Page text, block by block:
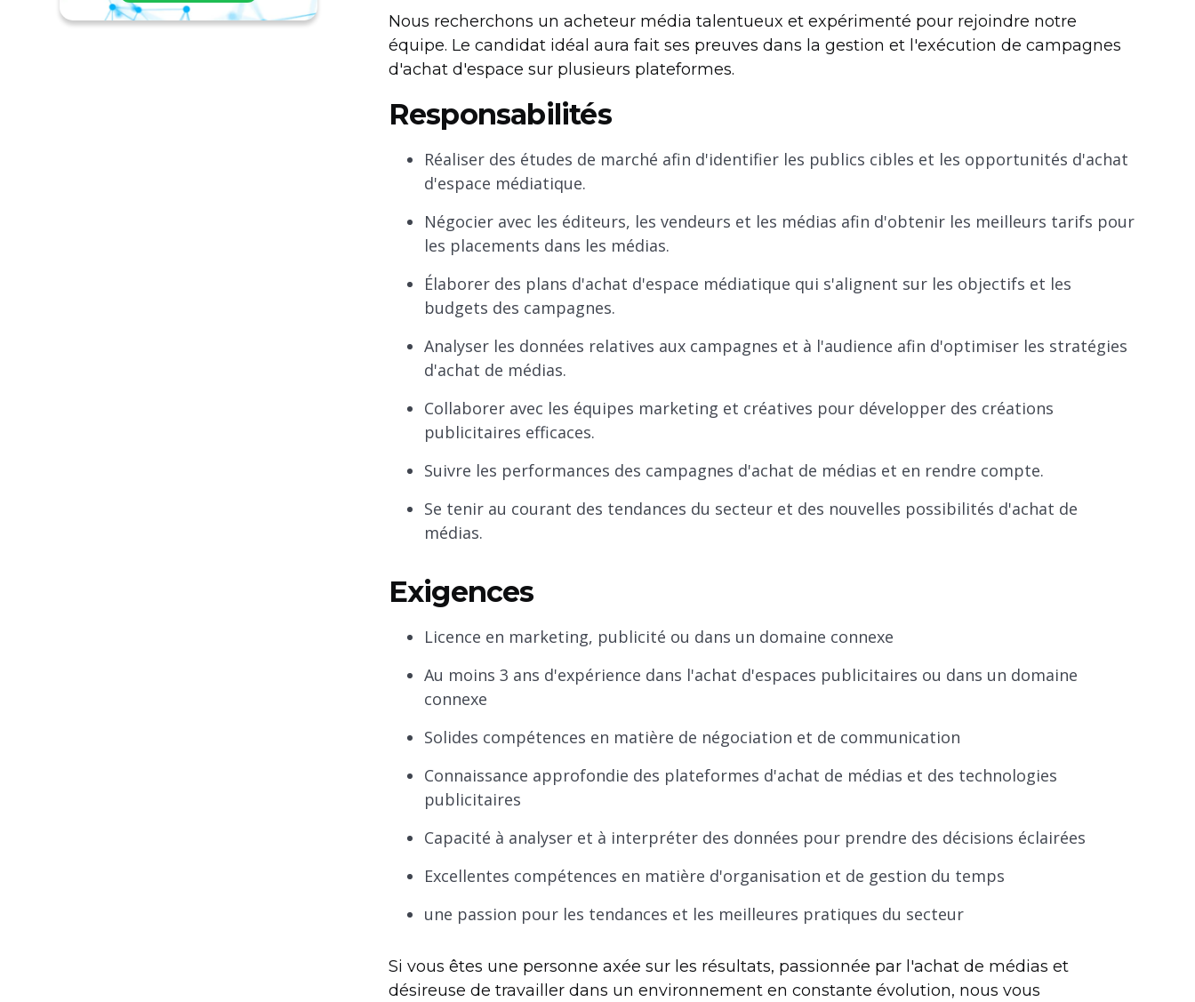
Nous recherchons un acheteur média talentueux et expérimenté pour rejoindre notre
équipe. Le candidat idéal aura fait ses preuves dans la gestion et l'exécution de campagnes
d'achat d'espace sur plusieurs plateformes.
Responsabilités
Réaliser des études de marché afin d'identifier les publics cibles et les opportunités d'achat
d'espace médiatique.
Négocier avec les éditeurs, les vendeurs et les médias afin d'obtenir les meilleurs tarifs pour
les placements dans les médias.
Élaborer des plans d'achat d'espace médiatique qui s'alignent sur les objectifs et les
budgets des campagnes.
Analyser les données relatives aux campagnes et à l'audience afin d'optimiser les stratégies
d'achat de médias.
Collaborer avec les équipes marketing et créatives pour développer des créations
publicitaires efficaces.
Suivre les performances des campagnes d'achat de médias et en rendre compte.
Se tenir au courant des tendances du secteur et des nouvelles possibilités d'achat de
médias.
Exigences
Licence en marketing, publicité ou dans un domaine connexe
Au moins 3 ans d'expérience dans l'achat d'espaces publicitaires ou dans un domaine
connexe
Solides compétences en matière de négociation et de communication
Connaissance approfondie des plateformes d'achat de médias et des technologies
publicitaires
Capacité à analyser et à interpréter des données pour prendre des décisions éclairées
Excellentes compétences en matière d'organisation et de gestion du temps
une passion pour les tendances et les meilleures pratiques du secteur
Si vous êtes une personne axée sur les résultats, passionnée par l'achat de médias et
désireuse de travailler dans un environnement en constante évolution, nous vous